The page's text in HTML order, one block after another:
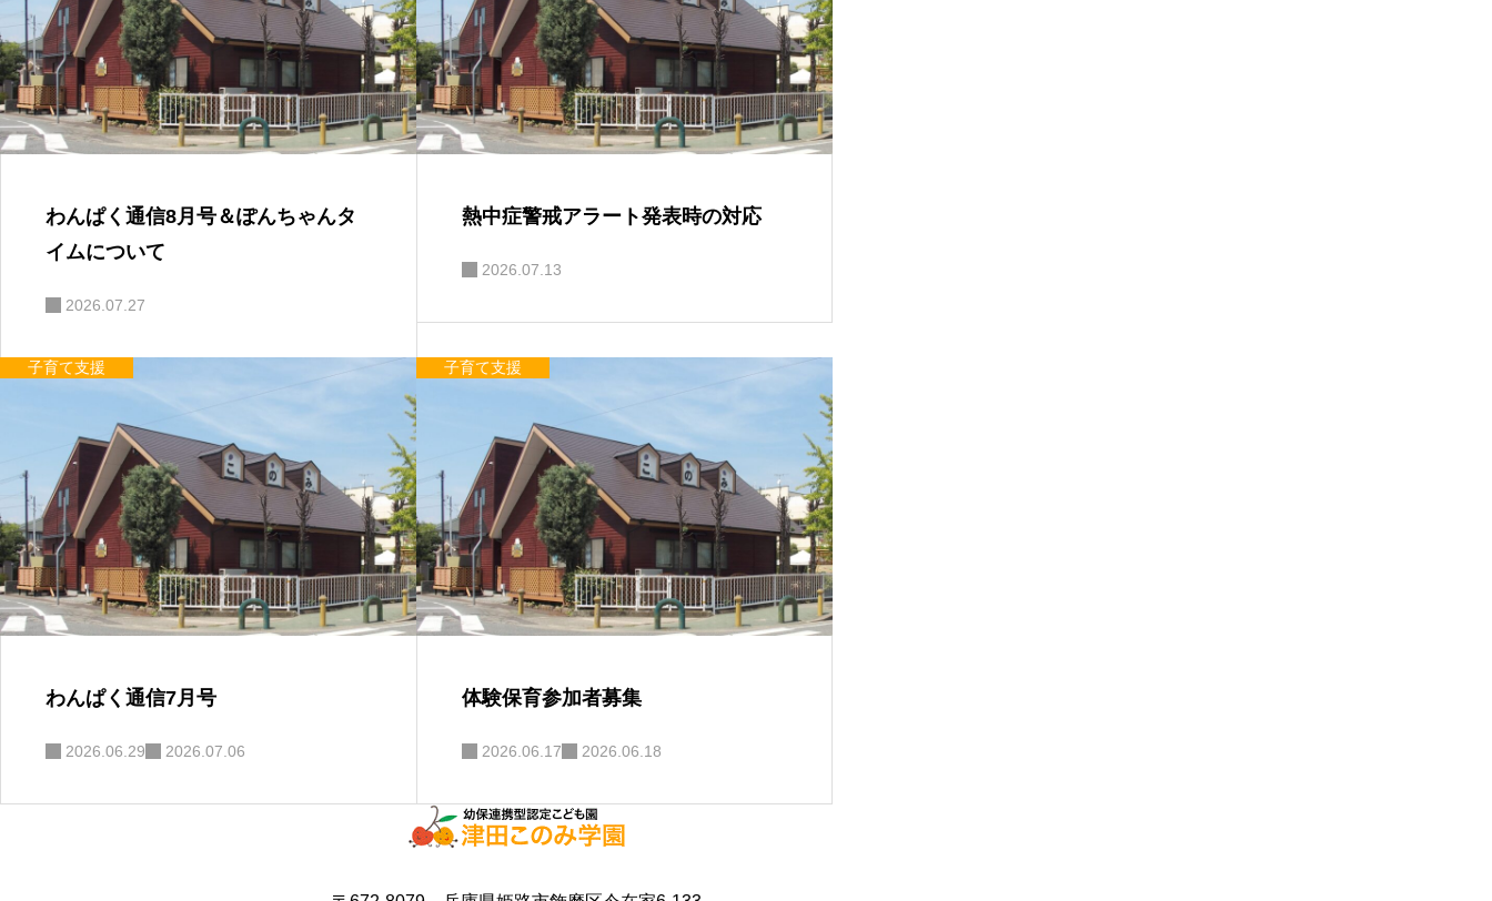
わんぱく通信8月号＆ぽんちゃんタ
イムについて
2026.07.27
熱中症警戒アラート発表時の対応
2026.07.13
子育て支援
わんぱく通信7月号
2026.06.29 2026.07.06
子育て支援
体験保育参加者募集
2026.06.17 2026.06.18